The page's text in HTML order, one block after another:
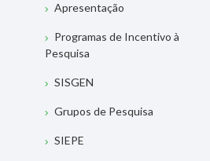
Apresentação
Programas de Incentivo à
Pesquisa
SISGEN
Grupos de Pesquisa
SIEPE